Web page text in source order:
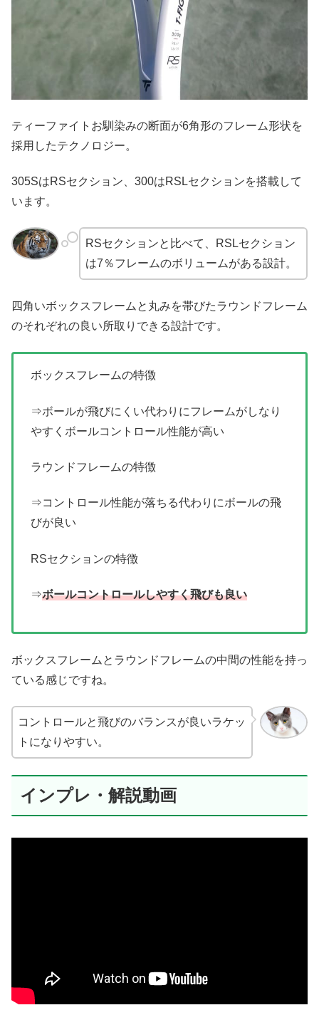
ティーファイトお馴染みの断面が6角形のフレーム形状を
採用したテクノロジー。
305SはRSセクション、300はRSLセクションを搭載して
います。
RSセクションと比べて、RSLセクション
は7％フレームのボリュームがある設計。
四角いボックスフレームと丸みを帯びたラウンドフレーム
のそれぞれの良い所取りできる設計です。
ボックスフレームの特徴
⇒ボールが飛びにくい代わりにフレームがしなり
やすくボールコントロール性能が高い
ラウンドフレームの特徴
⇒コントロール性能が落ちる代わりにボールの飛
びが良い
RSセクションの特徴
⇒ボールコントロールしやすく飛びも良い
ボックスフレームとラウンドフレームの中間の性能を持っ
ている感じですね。
コントロールと飛びのバランスが良いラケッ
トになりやすい。
インプレ・解説動画